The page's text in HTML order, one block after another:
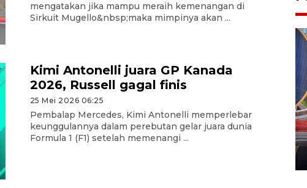
mengatakan jika mampu meraih kemenangan di
Sirkuit Mugello&nbsp;maka mimpinya akan ...
Kimi Antonelli juara GP Kanada
2026, Russell gagal finis
25 Mei 2026 06:25
Pembalap Mercedes, Kimi Antonelli memperlebar
keunggulannya dalam perebutan gelar juara dunia
Formula 1 (F1) setelah memenangi ...
Komisi V DPR tinjau
perlintasan sebidang di
Stasiun Bogor